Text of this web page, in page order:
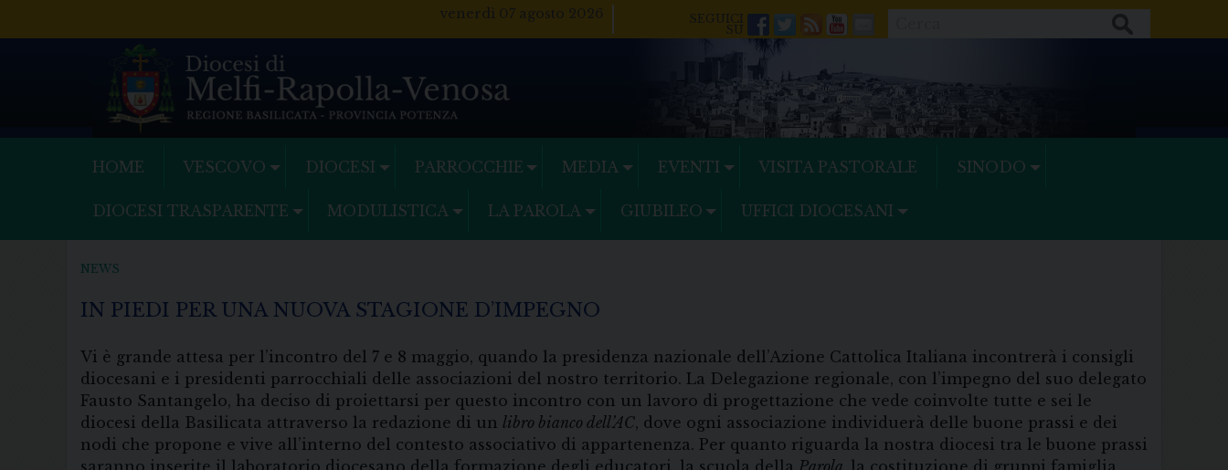
venerdì 07 agosto 2026
Facebook
Twitter
FeedsYoutube
Mail
HOME VESCOVO DIOCESI PARROCCHIE MEDIA EVENTI VISITA PASTORALE SINODO
DIOCESI TRASPARENTE MODULISTICA LA PAROLA GIUBILEO UFFICI DIOCESANI
NEWS
IN PIEDI PER UNA NUOVA STAGIONE D’IMPEGNO
Vi è grande attesa per l’incontro del 7 e 8 maggio, quando la presidenza nazionale dell’Azione Cattolica Italiana incontrerà i consigli
diocesani e i presidenti parrocchiali delle associazioni del nostro territorio. La Delegazione regionale, con l’impegno del suo delegato
Fausto Santangelo, ha deciso di proiettarsi per questo incontro con un lavoro di progettazione che vede coinvolte tutte e sei le
diocesi della Basilicata attraverso la redazione di un libro bianco dell’AC, dove ogni associazione individuerà delle buone prassi e dei
nodi che propone e vive all’interno del contesto associativo di appartenenza. Per quanto riguarda la nostra diocesi tra le buone prassi